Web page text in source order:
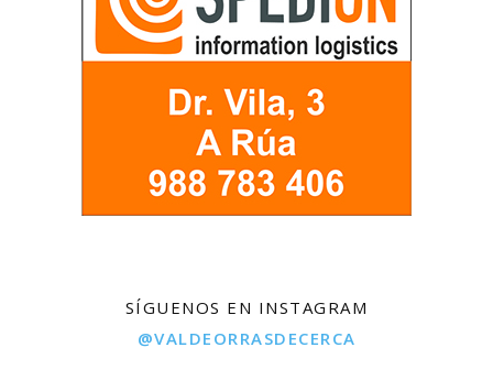
SÍGUENOS EN INSTAGRAM
@VALDEORRASDECERCA